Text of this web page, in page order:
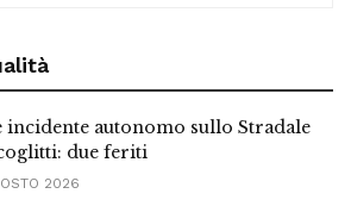
incidente autonomo sullo Stradale
due feriti
2026